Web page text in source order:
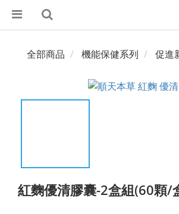
全部商品 機能保健系列 促進
紅麴優清膠囊-2盒組(60顆/